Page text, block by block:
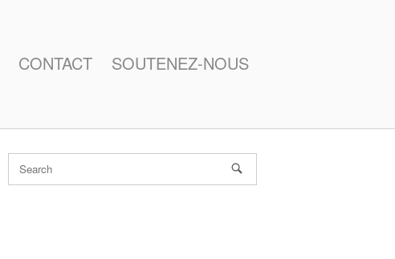
CONTACT SOUTENEZ-NOUS